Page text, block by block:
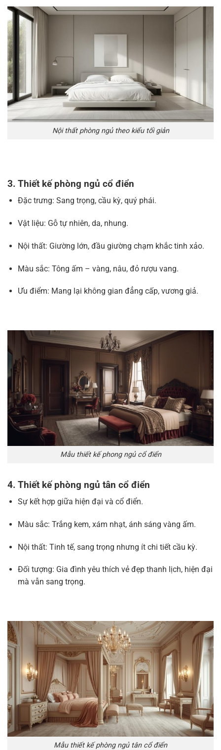
Nội thất phòng ngủ theo kiểu tối giản
3. Thiết kế phòng ngủ cổ điển
Đặc trưng: Sang trọng, cầu kỳ, quý phái.
Vật liệu: Gỗ tự nhiên, da, nhung.
Nội thất: Giường lớn, đầu giường chạm khắc tinh xảo.
Màu sắc: Tông ấm – vàng, nâu, đỏ rượu vang.
Ưu điểm: Mang lại không gian đẳng cấp, vương giả.
Mẫu thiết kế phong ngủ cổ điển
4. Thiết kế phòng ngủ tân cổ điển
Sự kết hợp giữa hiện đại và cổ điển.
Màu sắc: Trắng kem, xám nhạt, ánh sáng vàng ấm.
Nội thất: Tinh tế, sang trọng nhưng ít chi tiết cầu kỳ.
Đối tượng: Gia đình yêu thích vẻ đẹp thanh lịch, hiện đại
mà vẫn sang trọng.
Mẫu thiết kế phòng ngủ tân cổ điển